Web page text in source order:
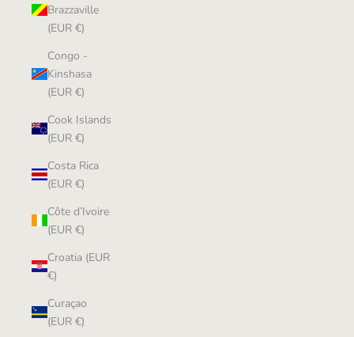
Brazzaville
(EUR €)
Congo -
Kinshasa
(EUR €)
Cook Islands
(EUR €)
Costa Rica
(EUR €)
Côte d’Ivoire
(EUR €)
Croatia (EUR
€)
Curaçao
(EUR €)